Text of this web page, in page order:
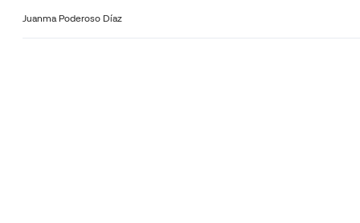
Juanma Poderoso Díaz